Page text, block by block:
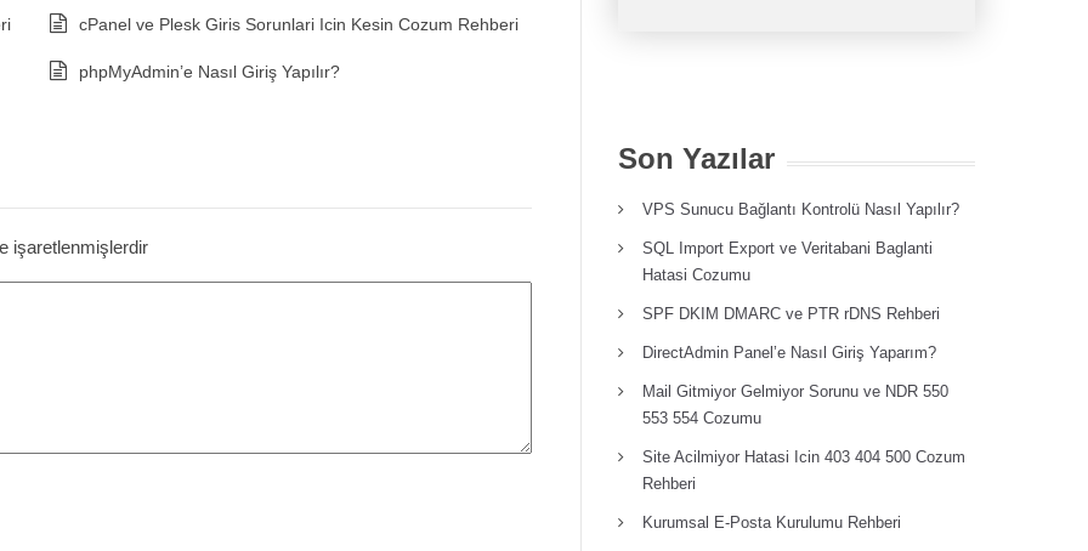
cPanel ve Plesk Giris Sorunlari Icin Kesin Cozum Rehberi
phpMyAdmin’e Nasıl Giriş Yapılır?
işaretlenmişlerdir
Son Yazılar
VPS Sunucu Bağlantı Kontrolü Nasıl Yapılır?
SQL Import Export ve Veritabani Baglanti
Hatasi Cozumu
SPF DKIM DMARC ve PTR rDNS Rehberi
DirectAdmin Panel’e Nasıl Giriş Yaparım?
Mail Gitmiyor Gelmiyor Sorunu ve NDR 550
553 554 Cozumu
Site Acilmiyor Hatasi Icin 403 404 500 Cozum
Rehberi
Kurumsal E-Posta Kurulumu Rehberi